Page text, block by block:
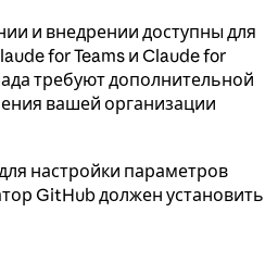
и внедрении доступны для
for Teams и Claude for
требуют дополнительной
вашей организации
настройки параметров
GitHub должен установить